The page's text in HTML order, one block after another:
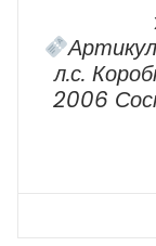
л.с.
2006